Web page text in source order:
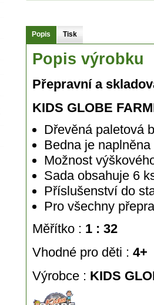
Popis Tisk
Popis výrobku
Přepravní a
KIDS GLOBE
Dřevěná paletová
Bedna je
Možnost
Sada obsahuje 6
Příslušenství do
Pro všechny
Měřítko : 1 : 32
Vhodné pro děti : 4+
Výrobce : KIDS